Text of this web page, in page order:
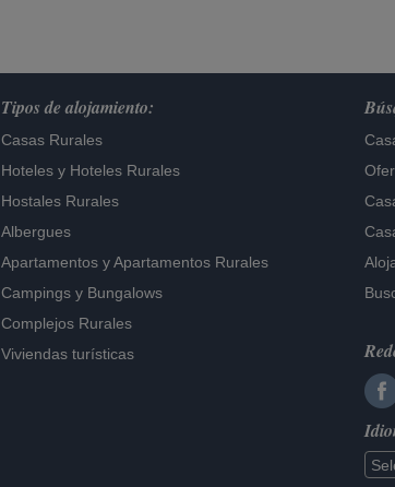
Tipos de alojamiento:
Casas Rurales
Hoteles y Hoteles Rurales
Hostales Rurales
Albergues
Apartamentos yApartamentos Rurales
Campings y Bungalows
Complejos Rurales
Viviendas turísticas